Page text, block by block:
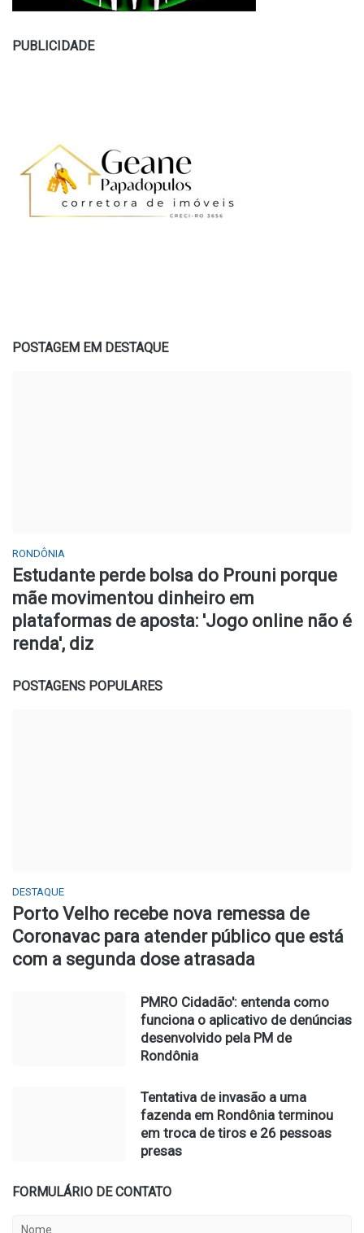
PUBLICIDADE
POSTAGEM EM DESTAQUE
RONDÔNIA
Estudante perde bolsa do Prouni porque
mãe movimentou dinheiro em
plataformas de aposta: 'Jogo online não é
renda', diz
POSTAGENS POPULARES
DESTAQUE
Porto Velho recebe nova remessa de
Coronavac para atender público que está
com a segunda dose atrasada
PMRO Cidadão': entenda como
funciona o aplicativo de denúncias
desenvolvido pela PM de
Rondônia
Tentativa de invasão a uma
fazenda em Rondônia terminou
em troca de tiros e 26 pessoas
presas
FORMULÁRIO DE CONTATO